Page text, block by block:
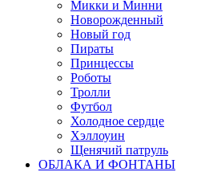
Микки и Минни
Новорожденный
Новый год
Пираты
Принцессы
Роботы
Тролли
Футбол
Холодное сердце
Хэллоуин
Щенячий патруль
ОБЛАКА И ФОНТАНЫ